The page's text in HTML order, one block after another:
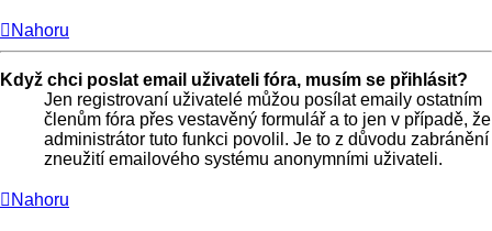
Nahoru
Když chci poslat email uživateli fóra, musím se přihlásit?
Jen registrovaní uživatelé můžou posílat emaily ostatním
členům fóra přes vestavěný formulář a to jen v případě, že
administrátor tuto funkci povolil. Je to z důvodu zabránění
zneužití emailového systému anonymními uživateli.
Nahoru